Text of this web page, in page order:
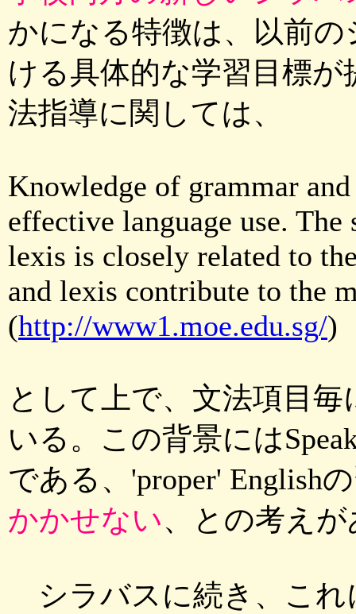
かになる特徴は、以前
ける具体的な学習目標
法指導に関しては、
Knowledge of grammar
effective language use.
lexis is closely related to
and lexis contribute to the
(http://www1.moe.edu.sg/)
として上で、文法項目
いる。この背景には
である、'proper' English
かかせない、との考え
シラバスに続き、これ